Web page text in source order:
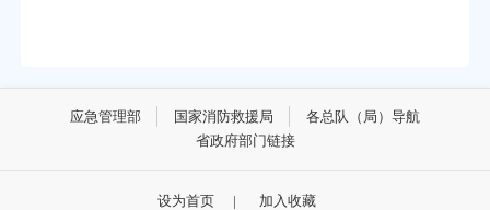
应急管理部 国家消防救援局
各总队（局）导航
省政府部门链接
设为首页 |
加入收藏